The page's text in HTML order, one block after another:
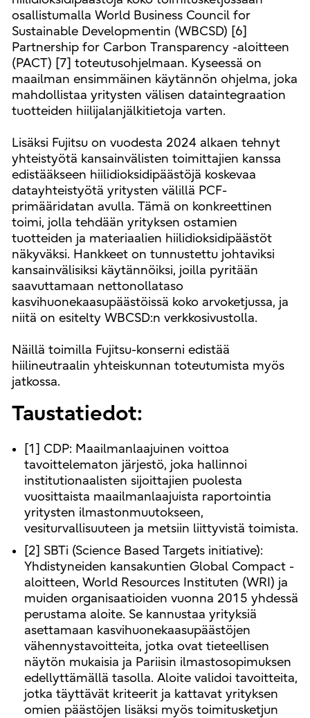
osallistumalla World Business Council for
Sustainable Developmentin (WBCSD) [6]
Partnership for Carbon Transparency -aloitteen
(PACT) [7] toteutusohjelmaan. Kyseessä on
maailman ensimmäinen käytännön ohjelma, joka
mahdollistaa yritysten välisen dataintegraation
tuotteiden hiilijalanjälkitietoja varten.
Lisäksi Fujitsu on vuodesta 2024 alkaen tehnyt
yhteistyötä kansainvälisten toimittajien kanssa
edistääkseen hiilidioksidipäästöjä koskevaa
datayhteistyötä yritysten välillä PCF-
primääridatan avulla. Tämä on konkreettinen
toimi, jolla tehdään yrityksen ostamien
tuotteiden ja materiaalien hiilidioksidipäästöt
näkyväksi. Hankkeet on tunnustettu johtaviksi
kansainvälisiksi käytännöiksi, joilla pyritään
saavuttamaan nettonollataso
kasvihuonekaasupäästöissä koko arvoketjussa, ja
niitä on esitelty WBCSD:n verkkosivustolla.
Näillä toimilla Fujitsu-konserni edistää
hiilineutraalin yhteiskunnan toteutumista myös
jatkossa.
Taustatiedot:
[1] CDP: Maailmanlaajuinen voittoa
tavoittelematon järjestö, joka hallinnoi
institutionaalisten sijoittajien puolesta
vuosittaista maailmanlaajuista raportointia
yritysten ilmastonmuutokseen,
vesiturvallisuuteen ja metsiin liittyvistä toimista.
[2] SBTi (Science Based Targets initiative):
Yhdistyneiden kansakuntien Global Compact -
aloitteen, World Resources Instituten (WRI) ja
muiden organisaatioiden vuonna 2015 yhdessä
perustama aloite. Se kannustaa yrityksiä
asettamaan kasvihuonekaasupäästöjen
vähennystavoitteita, jotka ovat tieteellisen
näytön mukaisia ja Pariisin ilmastosopimuksen
edellyttämällä tasolla. Aloite validoi tavoitteita,
jotka täyttävät kriteerit ja kattavat yrityksen
omien päästöjen lisäksi myös toimitusketjun